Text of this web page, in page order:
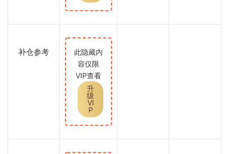
补仓参考
此隐藏内
容仅限
VIP查看
升
级
VI
P